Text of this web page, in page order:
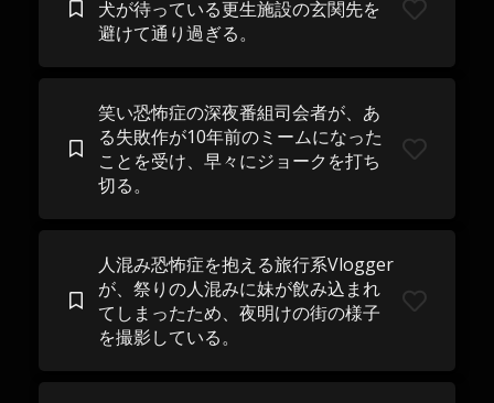
犬が待っている更生施設の玄関先を
避けて通り過ぎる。
笑い恐怖症の深夜番組司会者が、あ
る失敗作が10年前のミームになった
ことを受け、早々にジョークを打ち
切る。
人混み恐怖症を抱える旅行系Vlogger
が、祭りの人混みに妹が飲み込まれ
てしまったため、夜明けの街の様子
を撮影している。